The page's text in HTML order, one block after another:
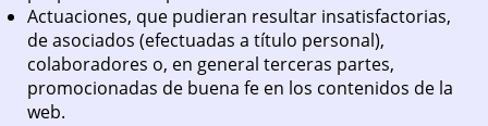
Actuaciones, que pudieran resultar insatisfactorias,
de asociados (efectuadas a título personal),
colaboradores o, en general terceras partes,
promocionadas de buena fe en los contenidos de la
web.